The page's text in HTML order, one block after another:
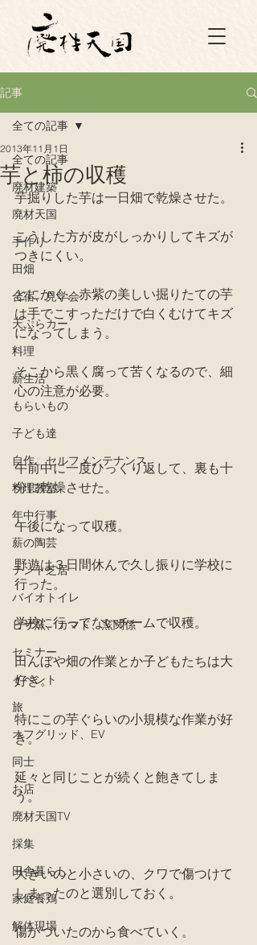
記事
全ての記事
廃材建築
廃材天国
手作り
田畑
合宿、見学会
天ぷらカー
料理
薪生活
もらいもの
子ども達
自作、セルフメンテナンス
料理教室
年中行事
薪の陶芸
テント芝居
バイオトイレ
ピザ窯、カマド、窯関係
セミナー
イベント
旅
オフグリッド、EV
同士
お店
廃材天国TV
採集
田舎暮らし
家庭養鶏
解体現場
全ての記事
芋と柿の収穫
2013年11月1日
芋掘りした芋は一日畑で乾燥させた。
こうした方が皮がしっかりしてキズが
つきにくい。
とにかく、赤紫の美しい掘りたての芋
は手でこすっただけで白くむけてキズ
になってしまう。
そこから黒く腐って苦くなるので、細
心の注意が必要。
午前中に一度ひっくり返して、裏も十
分に乾燥させた。
午後になって収穫。
野遊は３日間休んで久し振りに学校に
行った。
学校に行ってないチームで収穫。
田んぼや畑の作業とか子どもたちは大
好き。
特にこの芋ぐらいの小規模な作業が好
き。
延々と同じことが続くと飽きてしま
う。
大きいのと小さいの、クワで傷つけて
しまったのと選別しておく。
傷がついたのから食べていく。